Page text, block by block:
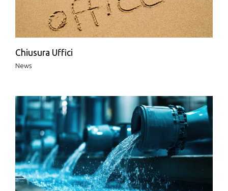
Chiusura Uffici
News